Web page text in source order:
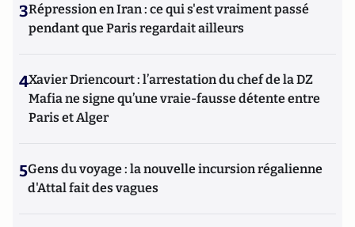
3Répression en Iran : ce qui s'est vraiment passé
pendant que Paris regardait ailleurs
4Xavier Driencourt : l’arrestation du chef de la DZ
Mafia ne signe qu’une vraie-fausse détente entre
Paris et Alger
5Gens du voyage : la nouvelle incursion régalienne
d'Attal fait des vagues